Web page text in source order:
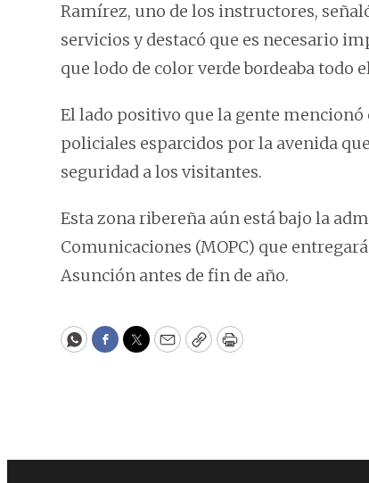
Ramírez, uno de los instructores,
servicios y destacó que es necesario
que lodo de color verde bordeaba todo
El lado positivo que la gente
policiales esparcidos por la avenida
seguridad a los visitantes.
Esta zona ribereña aún está bajo la
Comunicaciones (MOPC) que
Asunción antes de fin de año.
WhatsApp
Facebook
Twitter
EmailCopyPrint